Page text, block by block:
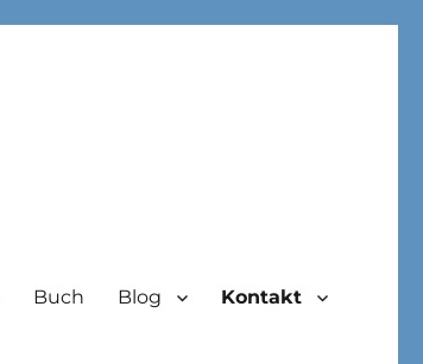
Buch Blog Kontakt